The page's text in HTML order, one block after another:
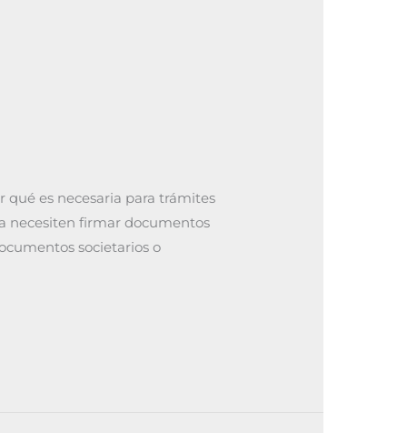
es necesaria para trámites
necesiten firmar documentos
societarios o